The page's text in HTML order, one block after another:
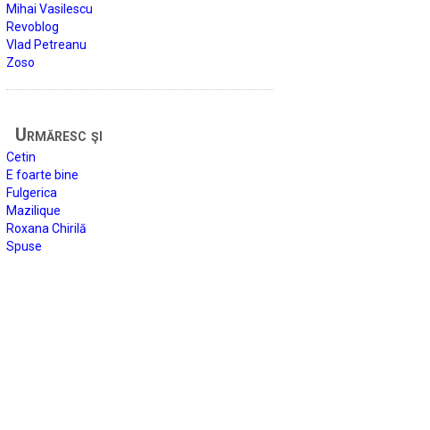
Mihai Vasilescu
Revoblog
Vlad Petreanu
Zoso
Urmăresc şi
Cetin
E foarte bine
Fulgerica
Mazilique
Roxana Chirilă
Spuse